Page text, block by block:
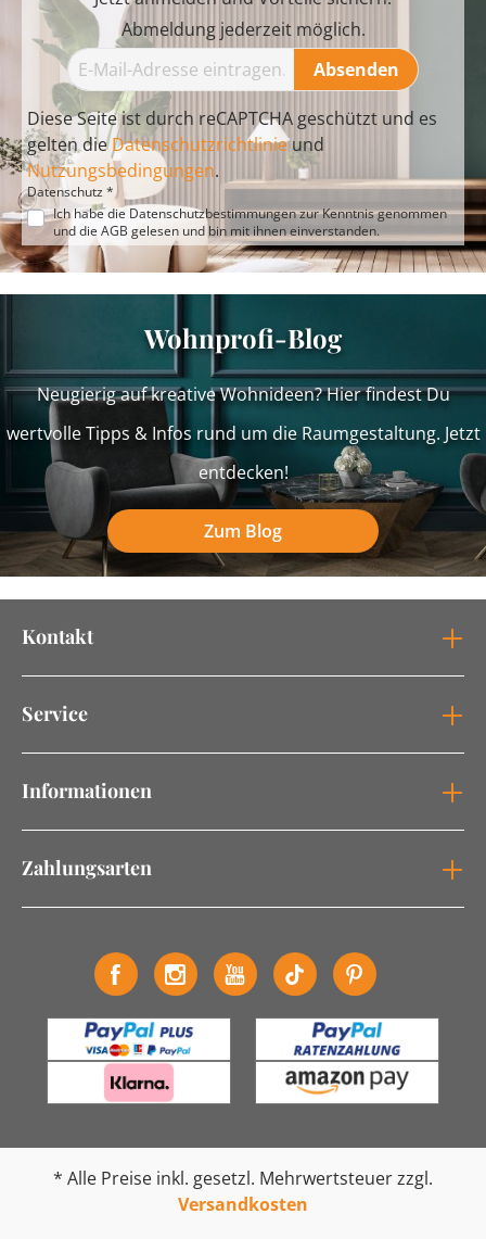
Abmeldung jederzeit möglich.
Absenden
Diese Seite ist durch reCAPTCHA geschützt und es
gelten dieDatenschutzrichtlinieund
Nutzungsbedingungen.
Datenschutz *
Ich habe die Datenschutzbestimmungenzur Kenntnis genommen
und die AGB gelesen und bin mit ihnen einverstanden.
Wohnprofi-Blog
Neugierig auf kreative Wohnideen? Hier findest Du
wertvolle Tipps & Infos rund um die Raumgestaltung. Jetzt
entdecken!
Zum Blog
Kontakt
Service
Informationen
Zahlungsarten
* Alle Preise inkl. gesetzl. Mehrwertsteuer zzgl.
Versandkosten